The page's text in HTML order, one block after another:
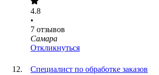
4.8
•
7 отзывов
Самара
Откликнуться
Специалист по обработке заказов